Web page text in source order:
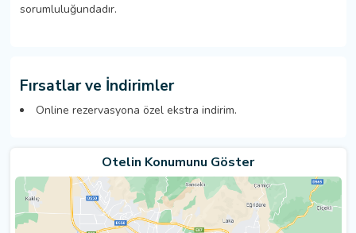
Fırsatlar ve İndirimler
Online rezervasyona özel ekstra indirim.
Otelin Konumunu Göster
sorumluluğundadır.